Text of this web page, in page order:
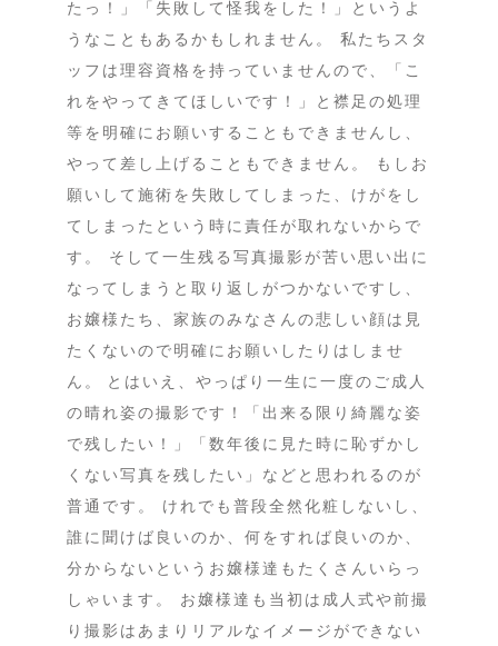
たっ！」「失敗して怪我をした！」というよ
うなこともあるかもしれません。 私たちスタ
ッフは理容資格を持っていませんので、「こ
れをやってきてほしいです！」と襟足の処理
等を明確にお願いすることもできませんし、
やって差し上げることもできません。 もしお
願いして施術を失敗してしまった、けがをし
てしまったという時に責任が取れないからで
す。 そして一生残る写真撮影が苦い思い出に
なってしまうと取り返しがつかないですし、
お嬢様たち、家族のみなさんの悲しい顔は見
たくないので明確にお願いしたりはしませ
ん。
とはいえ、やっぱり一生に一度のご成人
の晴れ姿の撮影です！「出来る限り綺麗な姿
で残したい！」「数年後に見た時に恥ずかし
くない写真を残したい」などと思われるのが
普通です。 けれでも普段全然化粧しないし、
誰に聞けば良いのか、何をすれば良いのか、
分からないというお嬢様達もたくさんいらっ
しゃいます。 お嬢様達も当初は成人式や前撮
り撮影はあまりリアルなイメージができない